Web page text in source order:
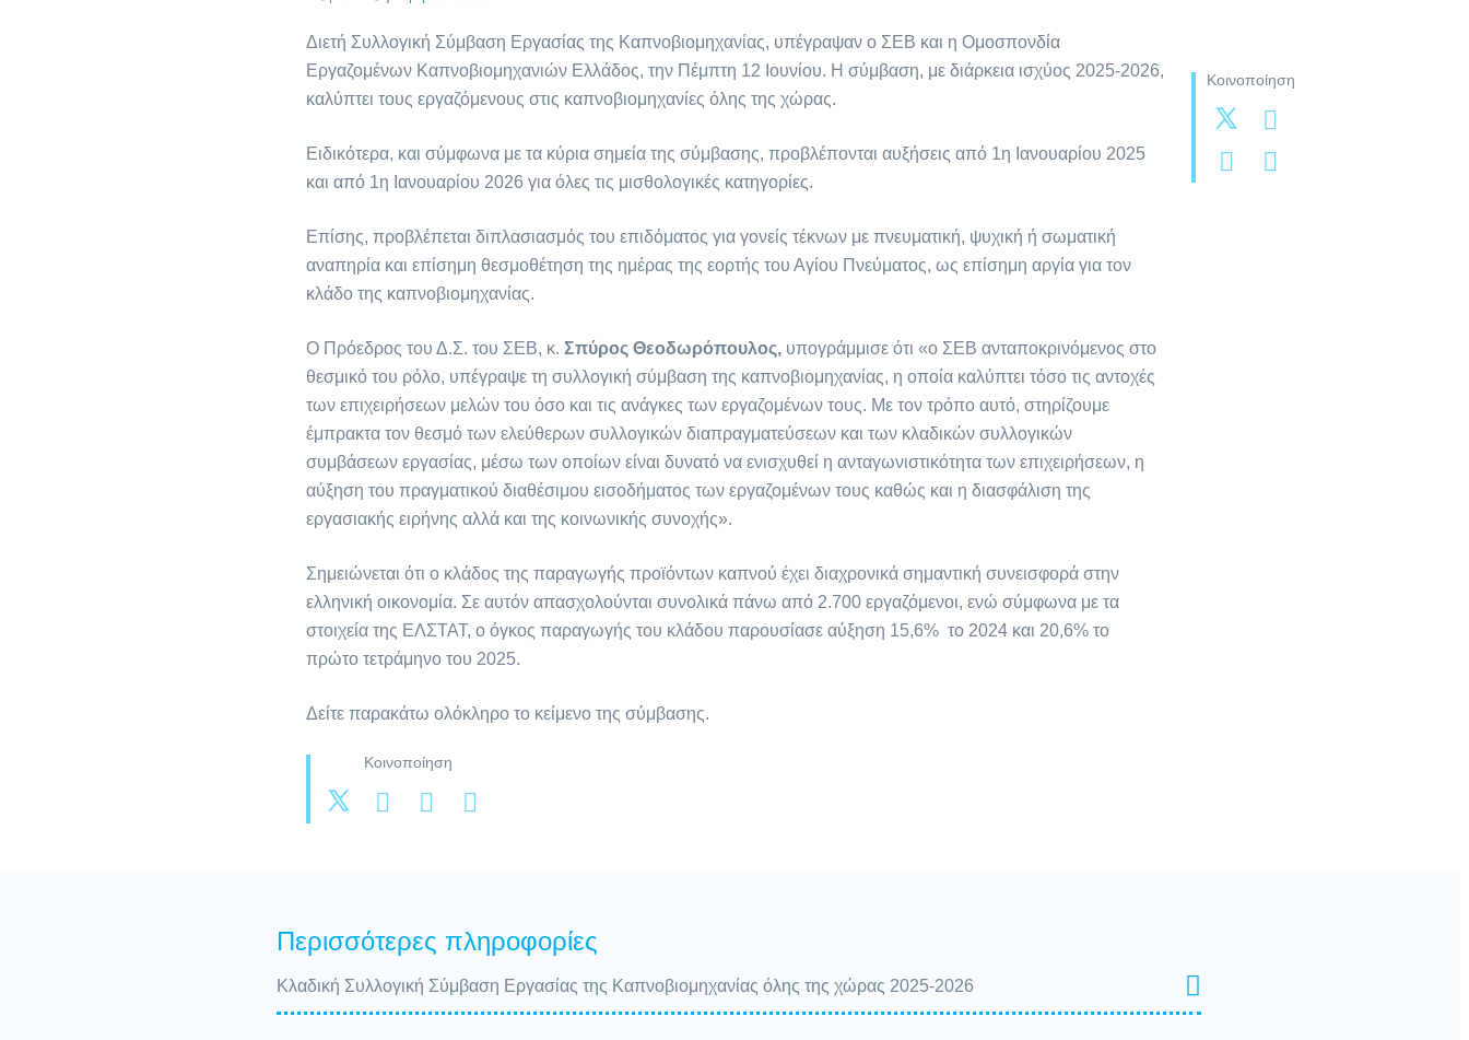
Κοινοποίηση
Διετή Συλλογική Σύμβαση Εργασίας της Καπνοβιομηχανίας, υπέγραψαν ο ΣΕΒ και η Ομοσπονδία
Εργαζομένων Καπνοβιομηχανιών Ελλάδος, την Πέμπτη 12 Ιουνίου. Η σύμβαση, με διάρκεια ισχύος 2025-2026,
καλύπτει τους εργαζόμενους στις καπνοβιομηχανίες όλης της χώρας.
Ειδικότερα, και σύμφωνα με τα κύρια σημεία της σύμβασης, προβλέπονται αυξήσεις από 1η Ιανουαρίου 2025
και από 1η Ιανουαρίου 2026 για όλες τις μισθολογικές κατηγορίες.
Επίσης, προβλέπεται διπλασιασμός του επιδόματος για γονείς τέκνων με πνευματική, ψυχική ή σωματική
αναπηρία και επίσημη θεσμοθέτηση της ημέρας της εορτής του Αγίου Πνεύματος, ως επίσημη αργία για τον
κλάδο της καπνοβιομηχανίας.
Ο Πρόεδρος του Δ.Σ. του ΣΕΒ, κ. Σπύρος Θεοδωρόπουλος,υπογράμμισε ότι «ο ΣΕΒ ανταποκρινόμενος στο
θεσμικό του ρόλο, υπέγραψε τη συλλογική σύμβαση της καπνοβιομηχανίας, η οποία καλύπτει τόσο τις αντοχές
των επιχειρήσεων μελών του όσο και τις ανάγκες των εργαζομένων τους. Με τον τρόπο αυτό, στηρίζουμε
έμπρακτα τον θεσμό των ελεύθερων συλλογικών διαπραγματεύσεων και των κλαδικών συλλογικών
συμβάσεων εργασίας, μέσω των οποίων είναι δυνατό να ενισχυθεί η ανταγωνιστικότητα των επιχειρήσεων, η
αύξηση του πραγματικού διαθέσιμου εισοδήματος των εργαζομένων τους καθώς και η διασφάλιση της
εργασιακής ειρήνης αλλά και της κοινωνικής συνοχής».
Σημειώνεται ότι ο κλάδος της παραγωγής προϊόντων καπνού έχει διαχρονικά σημαντική συνεισφορά στην
ελληνική οικονομία. Σε αυτόν απασχολούνται συνολικά πάνω από 2.700 εργαζόμενοι, ενώ σύμφωνα με τα
στοιχεία της ΕΛΣΤΑΤ, ο όγκος παραγωγής του κλάδου παρουσίασε αύξηση 15,6% το 2024 και 20,6% το
πρώτο τετράμηνο του 2025.
Δείτε παρακάτω ολόκληρο το κείμενο της σύμβασης.
Κοινοποίηση
Περισσότερες πληροφορίες
Κλαδική Συλλογική Σύμβαση Εργασίας της Καπνοβιομηχανίας όλης της χώρας 2025-2026